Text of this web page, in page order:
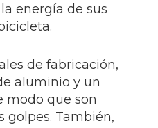
energía de sus
de fabricación,
aluminio y un
modo que son
golpes. También,